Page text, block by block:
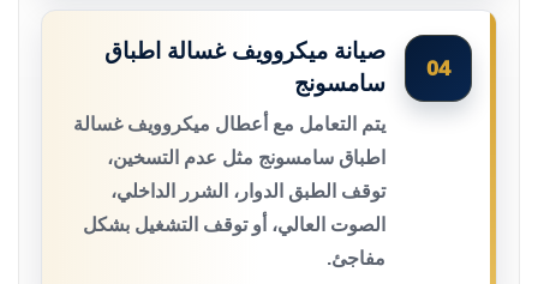
04
صيانة ميكروويف غسالة اطباق
سامسونج
يتم التعامل مع أعطال ميكروويف غسالة
اطباق سامسونج مثل عدم التسخين،
توقف الطبق الدوار، الشرر الداخلي،
الصوت العالي، أو توقف التشغيل بشكل
مفاجئ.